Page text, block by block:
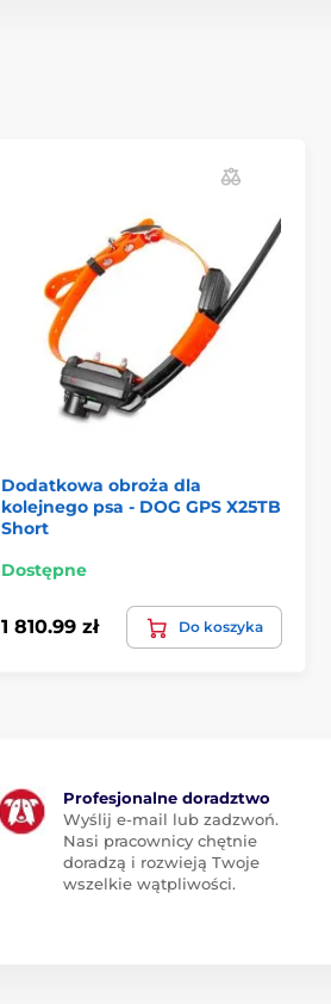
Dodatkowa obroża dla
kolejnego psa - DOG GPS X25TB
Short
Dostępne
1 810.99 zł Do koszyka
Profesjonalne doradztwo
Wyślij e-mail lub zadzwoń.
Nasi pracownicy chętnie
doradzą i rozwieją Twoje
wszelkie wątpliwości.